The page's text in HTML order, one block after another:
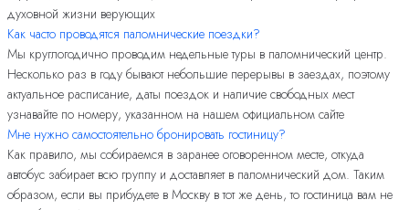
духовной жизни верующих
Как часто проводятся паломнические поездки?
Мы круглогодично проводим недельные туры в паломнический центр.
Несколько раз в году бывают небольшие перерывы в заездах, поэтому
актуальное расписание, даты поездок и наличие свободных мест
узнавайте по номеру, указанном на нашем официальном сайте
Мне нужно самостоятельно бронировать гостиницу?
Как правило, мы собираемся в заранее оговоренном месте, откуда
автобус забирает всю группу и доставляет в паломнический дом. Таким
образом, если вы прибудете в Москву в тот же день, то гостиница вам не